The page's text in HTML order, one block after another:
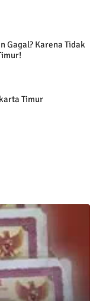
Gagal? Karena Tidak
Timur